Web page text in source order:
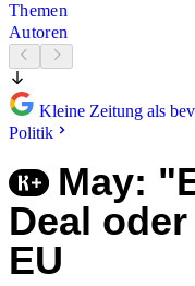
Themen
Autoren
Kleine Zeitung als
Politik
May:
Deal
EU